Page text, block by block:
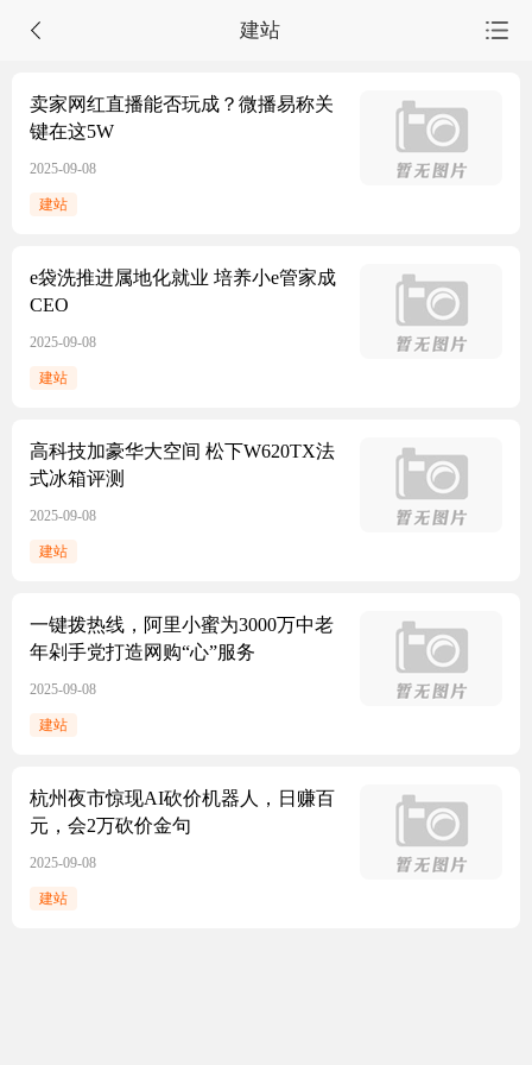
建站
源码集市
会员中心
卖家网红直播能否玩成？微播易称关
键在这5W
2025-09-08
建站
e袋洗推进属地化就业 培养小e管家成
CEO
2025-09-08
建站
高科技加豪华大空间 松下W620TX法
式冰箱评测
2025-09-08
建站
一键拨热线，阿里小蜜为3000万中老
年剁手党打造网购“心”服务
2025-09-08
建站
杭州夜市惊现AI砍价机器人，日赚百
元，会2万砍价金句
2025-09-08
建站